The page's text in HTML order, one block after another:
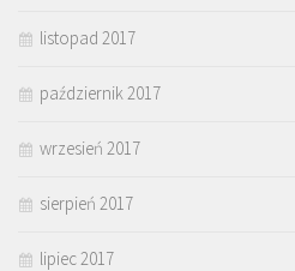
listopad 2017
październik 2017
wrzesień 2017
sierpień 2017
lipiec 2017